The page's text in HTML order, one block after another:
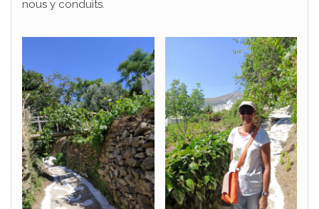
nous y conduits.